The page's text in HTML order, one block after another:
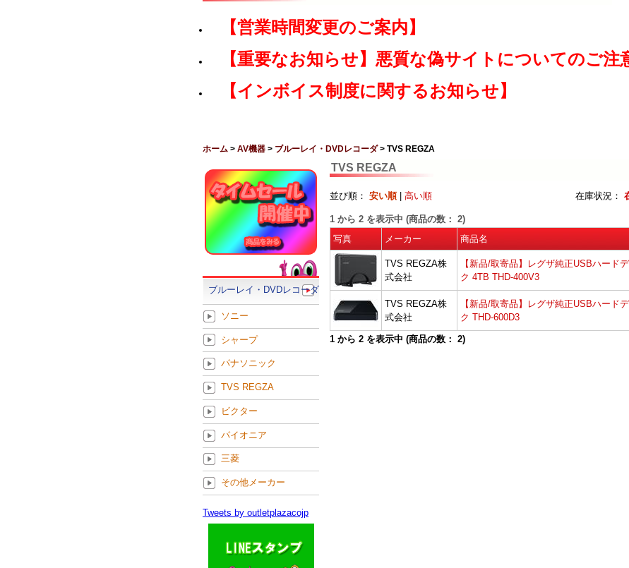
【営業時間変更のご案内】
【重要なお知らせ】悪質な偽サイトについてのご注
【インボイス制度に関するお知らせ】
ホーム > AV機器 > ブルーレイ・DVDレコーダ> TVS REGZA
TVS REGZA
並び順： 安い順| 高い順 在庫状況：
1 から 2 を表示中 (商品の数： 2)
写真
メーカー 商品名
TVS REGZA株
式会社
【新品/取寄品】レグザ純正USBハード
ク 4TB THD-400V3
TVS REGZA株
式会社
【新品/取寄品】レグザ純正USBハード
ク THD-600D3
1 から 2 を表示中 (商品の数： 2)
ブルーレイ・DVDレコーダ
ソニー
シャープ
パナソニック
TVS REGZA
ビクター
パイオニア
三菱
その他メーカー
Tweets by outletplazacojp